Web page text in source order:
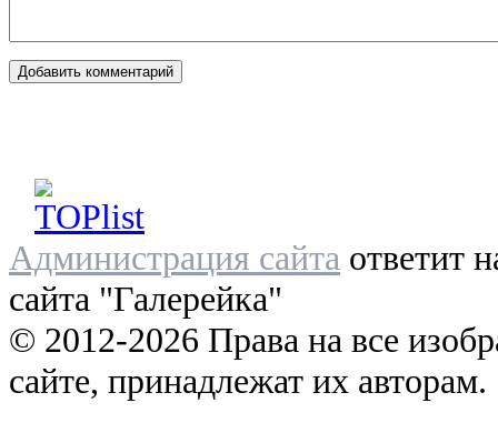
Администрация сайта ответит
сайта "Галерейка"
© 2012-2026 Права на все
сайте, принадлежат их авторам.